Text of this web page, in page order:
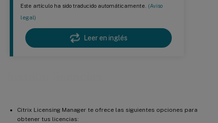
Este artículo ha sido traducido automáticamente. (Aviso
legal)
Leer en inglés
Citrix Licensing Manager te ofrece las siguientes opciones para
obtener tus licencias: